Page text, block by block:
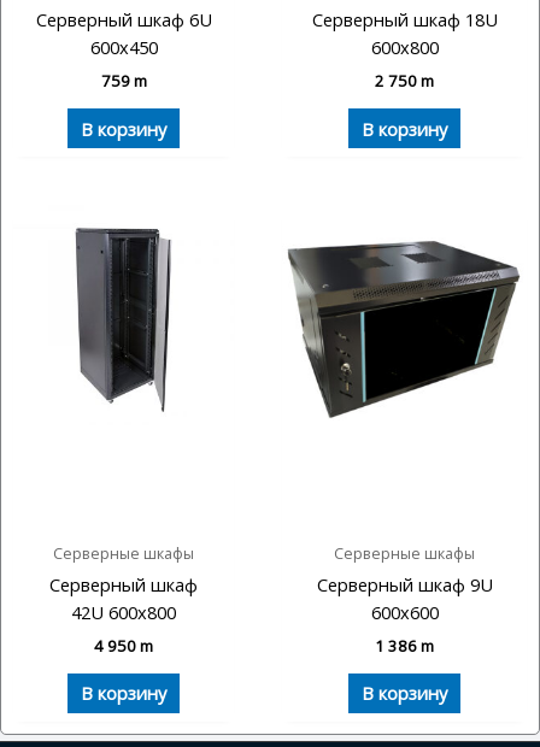
Серверный шкаф 6U
600х450
759m
В корзину
Серверный шкаф 18U
600х800
2 750m
В корзину
Серверные шкафы
Серверный шкаф
42U 600х800
4 950m
В корзину
Серверные шкафы
Серверный шкаф 9U
600х600
1 386m
В корзину